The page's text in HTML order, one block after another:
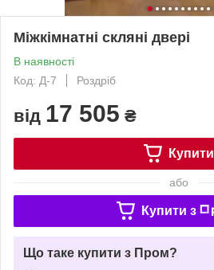
Міжкімнатні скляні двері
В наявності
Код: Д-7
Роздріб
від 17 505 ₴
Купити
або
Купити з
Що таке купити з Пром?